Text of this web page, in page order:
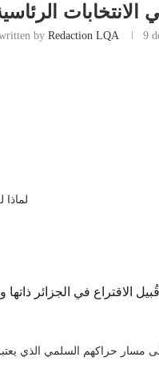
by Redaction LQA 9
الاقتراع في الجزائر
مسار حراكهم السلمي الذي